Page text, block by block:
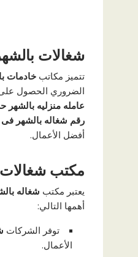
شغالات
تتميز مكاتب خادمات
الضروري الحصول
عامله منزليه بالشهر
رقم شغاله بالشهر
أفضل الأعمال.
مكتب
يعتبر مكتب شغاله
أهمها التالي:
توفر الشركات
الأعمال.